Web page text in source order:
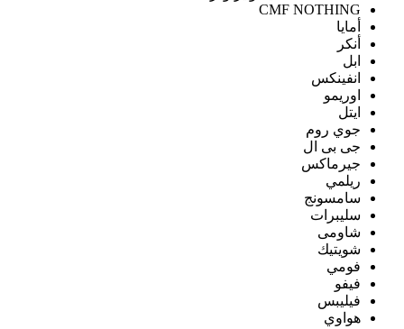
CMF NOTHING
أمايا
أنكر
ابل
انفينكس
اوريمو
ايتل
جوي روم
جى بى ال
جيرماكس
ريلمي
سامسونج
سليبرات
شاومى
شويتيك
فومي
فيفو
فيليبس
هواوي